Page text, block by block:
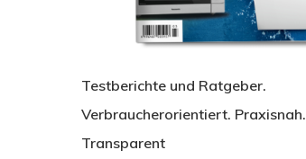
Testberichte und Ratgeber.
Verbraucherorientiert. Praxisnah.
Transparent